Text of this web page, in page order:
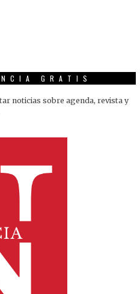
GRATIS
noticias sobre agenda, revista y